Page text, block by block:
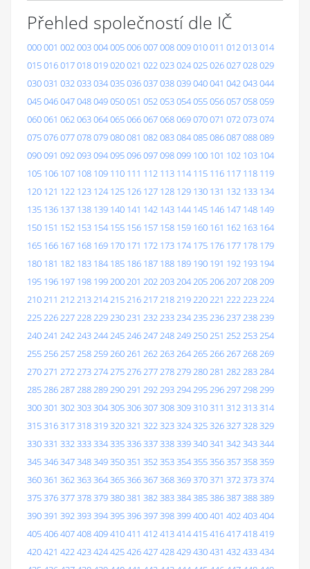
Přehled společností dle IČ
000001 002003004005006007008009010011 012013014
015016017018019020021 022023024025026027028029
030031 032033034035036037038039040041 042043044
045046047048049050051 052053054055056057058059
060061 062063064065066067068069070071 072073074
075076077078079080081 082083084085086087088089
090091 092093094095096097098099 100 101 102 103 104
105 106 107 108 109 110 111 112 113 114 115 116 117 118 119
120 121 122 123 124 125 126 127 128 129 130 131 132 133 134
135 136 137 138 139 140 141 142 143 144 145 146 147 148 149
150 151 152 153 154 155 156 157 158 159 160 161 162 163 164
165 166 167 168 169 170 171 172 173 174 175 176 177 178 179
180 181 182 183 184 185 186 187 188 189 190 191 192 193 194
195 196 197 198 199200201 202203204205206207208209
210211 212213214215216217218219220221 222223224
225226227228229230231 232233234235236237238239
240241 242243244245246247248249250251 252253254
255256257258259260261 262263264265266267268269
270271 272273274275276277278279280281 282283284
285286287288289290291 292293294295296297298299
300301 302303304305306307308309310311 312313314
315316317318319320321 322323324325326327328329
330331 332333334335336337338339340341 342343344
345346347348349350351 352353354355356357358359
360361 362363364365366367368369370371 372373374
375376377378379380381 382383384385386387388389
390391 392393394395396397398399400401 402403404
405406407408409410411 412413414415416417418419
420421 422423424425426427428429430431 432433434